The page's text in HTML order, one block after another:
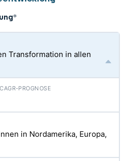
*
Transformation in allen
in Nordamerika, Europa,